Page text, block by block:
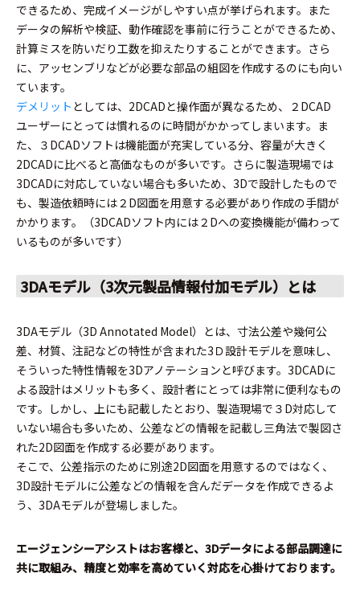
できるため、完成イメージがしやすい点が挙げられます。また
データの解析や検証、動作確認を事前に行うことができるため、
計算ミスを防いだり工数を抑えたりすることができます。さら
に、アッセンブリなどが必要な部品の組図を作成するのにも向い
ています。
デメリット としては、2DCADと操作面が異なるため、２DCAD
ユーザーにとっては慣れるのに時間がかかってしまいます。ま
た、３DCADソフトは機能面が充実している分、容量が大きく
2DCADに比べると高価なものが多いです。さらに製造現場では
3DCADに対応していない場合も多いため、3Dで設計したもので
も、製造依頼時には２D図面を用意する必要があり作成の手間が
かかります。（3DCADソフト内には２Dへの変換機能が備わって
いるものが多いです）
3DAモデル（3次元製品情報付加モデル）とは
3DAモデル（3D Annotated Model）とは、寸法公差や幾何公
差、材質、注記などの特性が含まれた3Ｄ設計モデルを意味し、
そういった特性情報を3Dアノテーションと呼びます。3DCADに
よる設計はメリットも多く、設計者にとっては非常に便利なもの
です。しかし、上にも記載したとおり、製造現場で３D対応して
いない場合も多いため、公差などの情報を記載し三角法で製図さ
れた2D図面を作成する必要があります。
そこで、公差指示のために別途2D図面を用意するのではなく、
3D設計モデルに公差などの情報を含んだデータを作成できるよ
う、3DAモデルが登場しました。
エージェンシーアシストはお客様と、3Dデータによる部品調達に
共に取組み、精度と効率を高めていく対応を心掛けております。